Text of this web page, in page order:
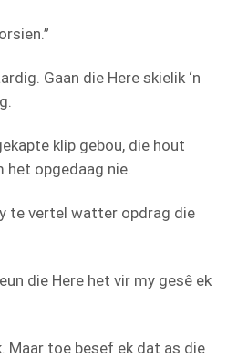
Gaan die Here skielik ‘n
klip gebou, die hout
het opgedaag nie.
te vertel watter opdrag die
die Here het vir my gesê ek
Maar toe besef ek dat as die